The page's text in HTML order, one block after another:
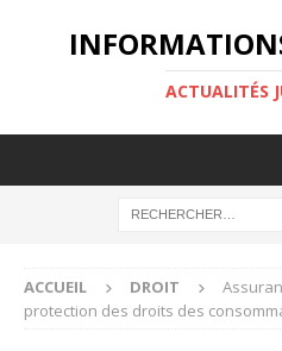
ACTUALITÉS
ACCUEIL DROIT
protection des droits des